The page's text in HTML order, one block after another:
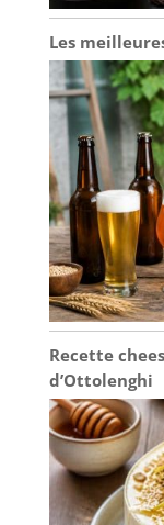
Les
Recette
d’Ottolenghi